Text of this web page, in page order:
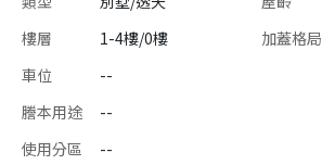
樓層
1-4樓/0樓 加蓋格局
車位
--
謄本用途
--
使用分區
--